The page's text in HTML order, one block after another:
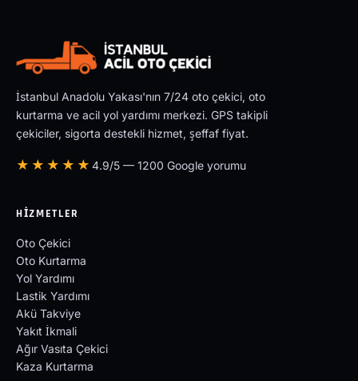
İstanbul Anadolu Yakası'nın 7/24 oto çekici, oto
kurtarma ve acil yol yardımı merkezi. GPS takipli
çekiciler, sigorta destekli hizmet, şeffaf fiyat.
★★★★★ 4.9/5 — 1200 Google yorumu
HIZMETLER
Oto Çekici
Oto Kurtarma
Yol Yardımı
Lastik Yardımı
Akü Takviye
Yakıt İkmali
Ağır Vasıta Çekici
Kaza Kurtarma